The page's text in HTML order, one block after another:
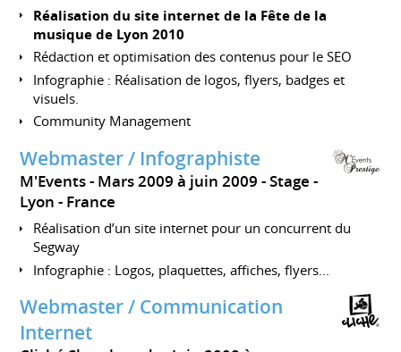
Réalisation du site internet de la Fête de la
musique de Lyon 2010
Rédaction et optimisation des contenus pour le SEO
Infographie : Réalisation de logos, flyers, badges et
visuels.
Community Management
Webmaster / Infographiste
M'Events Mars 2009 à juin 2009 Stage
Lyon
France
Réalisation d’un site internet pour un concurrent du
Segway
Infographie : Logos, plaquettes, affiches, flyers...
Webmaster / Communication
Internet